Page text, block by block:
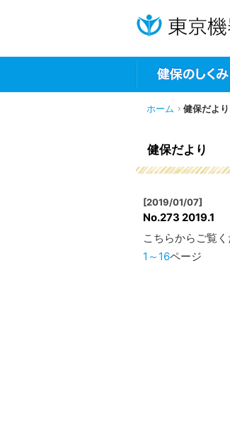
ホーム 健保だより
健保だより
[2019/01/07]
No.273 2019.1
こちらからご覧く
1～16ページ